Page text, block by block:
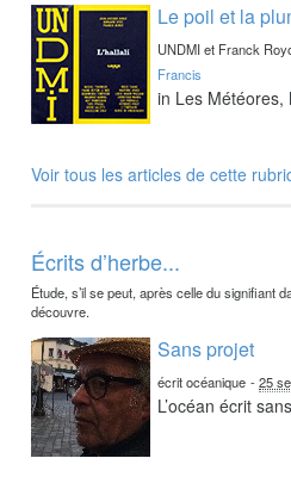
Le poil et la
UNDMI et Franck
Francis
in Les Météores,
Voir tous les articles de cette
Écrits d’herbe...
Étude, s’il se peut, après celle du signifiant
découvre.
Sans projet
écrit océanique -25
L’océan écrit